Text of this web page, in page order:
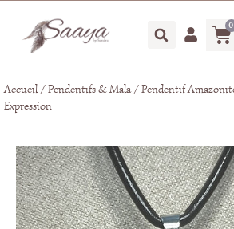
0
Accueil/Pendentifs & Mala/ Pendentif
Expression